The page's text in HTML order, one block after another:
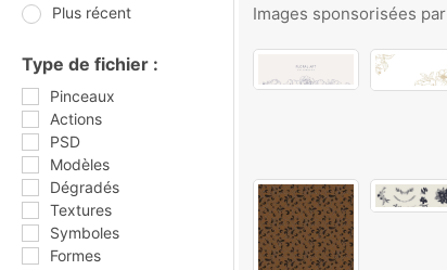
Plus récent
Type de fichier :
Pinceaux
Actions
PSD
Modèles
Dégradés
Textures
Symboles
Formes
Images sponsorisées par